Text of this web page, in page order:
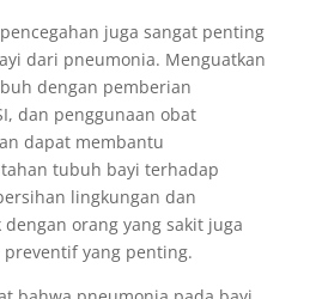
juga sangat penting
dari pneumonia. Menguatkan
dengan pemberian
dan penggunaan obat
dapat membantu
tubuh bayi terhadap
lingkungan dan
orang yang sakit juga
yang penting.